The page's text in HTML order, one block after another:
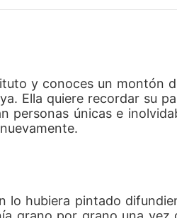
y conoces un montón
Ella quiere recordar su
únicas e
hubiera pintado